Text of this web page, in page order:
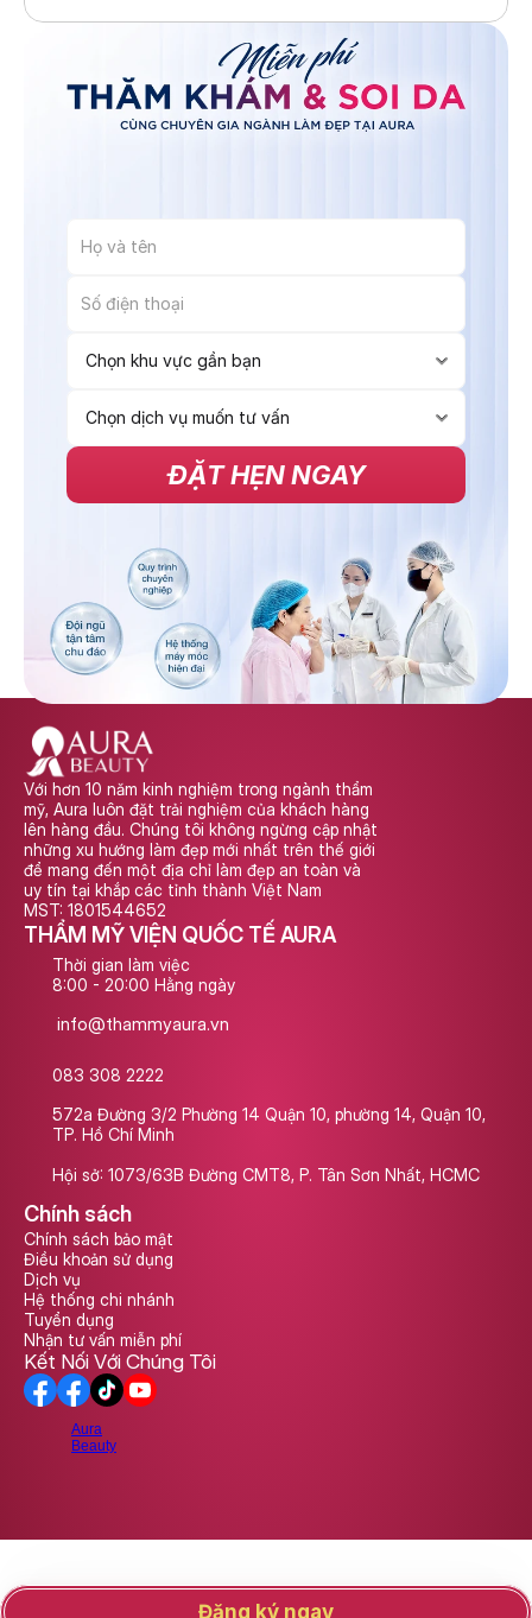
ĐẶT HẸN NGAY
Với hơn 10 năm kinh nghiệm trong ngành thẩm
mỹ, Aura luôn đặt trải nghiệm của khách hàng
lên hàng đầu. Chúng tôi không ngừng cập nhật
những xu hướng làm đẹp mới nhất trên thế giới
để mang đến một địa chỉ làm đẹp an toàn và
uy tín tại khắp các tỉnh thành Việt Nam
MST: 1801544652
THẨM MỸ VIỆN QUỐC TẾ AURA
Thời gian làm việc
8:00 - 20:00 Hằng ngày
info@thammyaura.vn
083 308 2222
572a Đường 3/2 Phường 14 Quận 10, phường 14, Quận 10,
TP. Hồ Chí Minh
Hội sở: 1073/63B Đường CMT8, P. Tân Sơn Nhất, HCMC
Chính sách
Chính sách bảo mật
Điều khoản sử dụng
Dịch vụ
Hệ thống chi nhánh
Tuyển dụng
Nhận tư vấn miễn phí
Kết Nối Với Chúng Tôi
Aura
Beauty
Đăng ký ngay